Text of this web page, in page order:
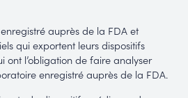
auprès de la FDA et
qui exportent leurs dispositifs
ont l’obligation de faire analyser
enregistré auprès de la FDA.